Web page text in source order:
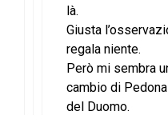
là.
Giusta
regala niente.
Però mi sembra
cambio di
del Duomo.